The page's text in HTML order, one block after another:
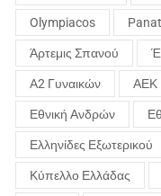
Olympiacos
Άρτεμις Σπανού
Α2 Γυναικών ΑΕΚ
Εθνική Ανδρών
Ελληνίδες Εξωτερικού
Κύπελλο Ελλάδας